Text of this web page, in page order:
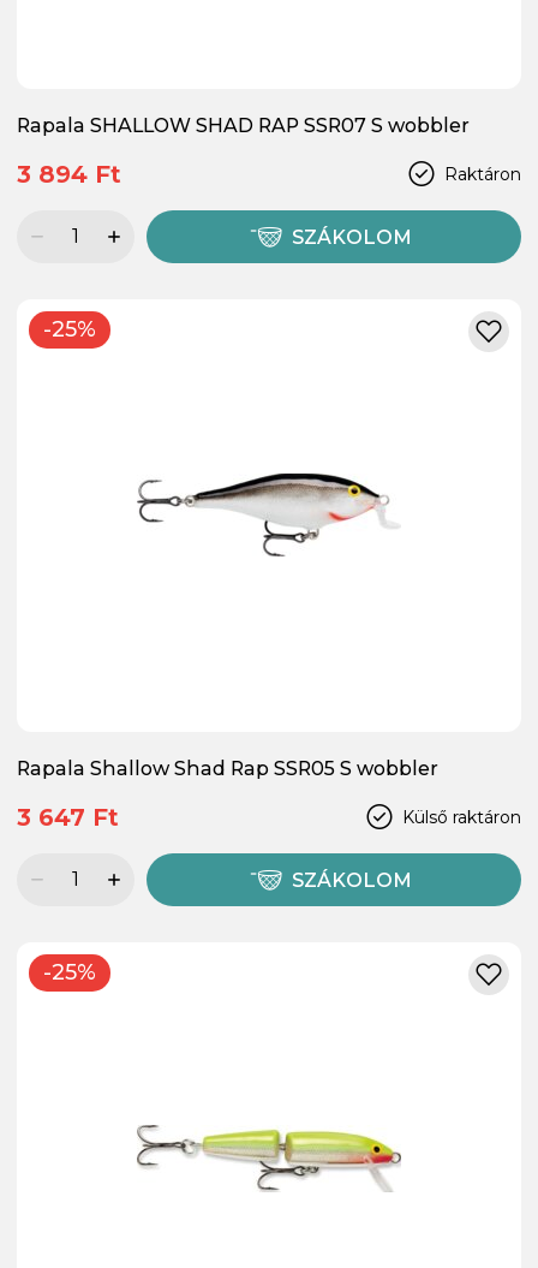
Rapala SHALLOW SHAD RAP SSR07 S wobbler
Raktáron
3 894 Ft
SZÁKOLOM
-25%
Rapala Shallow Shad Rap SSR05 S wobbler
Külső raktáron
3 647 Ft
SZÁKOLOM
-25%